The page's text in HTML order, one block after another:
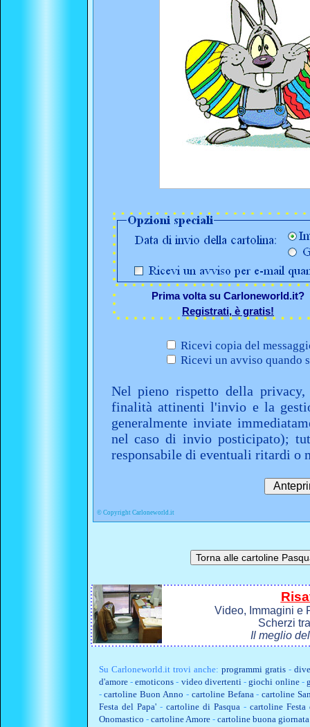
Prima volta su Carloneworld.it?
Registrati, è gratis!
Ricevi copia del
Ricevi un avviso quando
Nel pieno rispetto della
finalità attinenti l'invio e la
generalmente inviate
nel caso di invio posticipato);
responsabile di eventuali ritardi o
© Copyright Carloneworld.it
Video, Immagini e
Scherzi
Il meglio
Su Carloneworld.ittrovi anche: programmi gratis-
d'amore-emoticons - video divertenti-giochi online-
-cartoline Buon Anno - cartoline Befana-cartoline
Festa del Papa'- cartoline di Pasqua- cartoline Festa
Onomastico - cartoline Amore- cartoline buona giornata